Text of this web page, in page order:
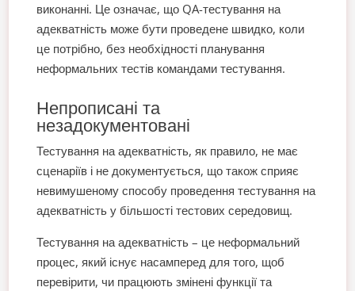
виконанні. Це означає, що QA-тестування на
адекватність може бути проведене швидко, коли
це потрібно, без необхідності планування
неформальних тестів командами тестування.
Непрописані та
незадокументовані
Тестування на адекватність, як правило, не має
сценаріїв і не документується, що також сприяє
невимушеному способу проведення тестування на
адекватність у більшості тестових середовищ.
Тестування на адекватність – це неформальний
процес, який існує насамперед для того, щоб
перевірити, чи працюють змінені функції та